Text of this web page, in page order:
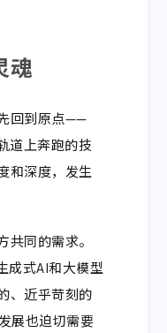
魂
回到原点——
道上奔跑的技
和深度，发生
同的需求。
成式AI和大模型
、近乎苛刻的
展也迫切需要